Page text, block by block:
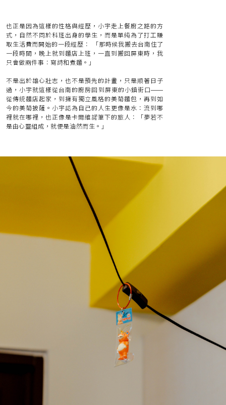
也正是因為這樣的性格與經歷，小宇走上餐廚之路的方
式，自然不同於科班出身的學生，而是單純為了打工賺
取生活費而開始的一段經歷： 「那時候我搬去台南住了
一段時間，晚上就到麵店上班，一直到搬回屏東時，我
只會做兩件事：寫詩和煮麵。」
不是出於雄心壯志，也不是預先的計畫，只是順著日子
過，小宇就這樣從台南的廚房回到屏東的小鎮街口——
從傳統麵店起家，到擁有獨立風格的美菊麵包，再到如
今的美菊披薩。小宇認為自己的人生更像是水：流到哪
裡就在哪裡，也正像是卡爾維諾筆下的旅人：「夢若不
是由心靈組成，就便是油然而生。」